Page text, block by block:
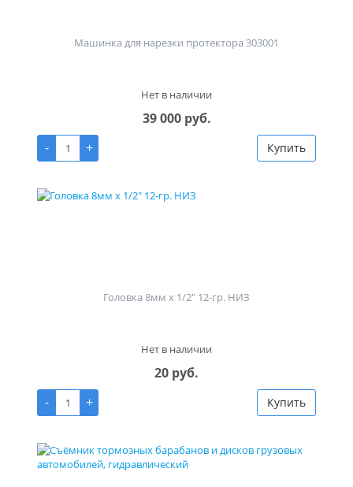
Машинка для нарезки протектора 303001
Нет в наличии
39 000 руб.
-
+ Купить
Головка 8мм х 1/2" 12-гр. НИЗ
Нет в наличии
20 руб.
-
+ Купить